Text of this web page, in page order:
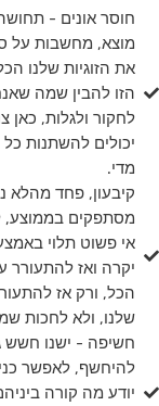
חוסר אונים -
מוצא, מחשבות על
את הזוגיות שלנו
הזו להבין שמה
לחקור ולגלות,
יכולים להשתנות
מדי.
קיבעון, פחד מהלא
מסתפקים בממוצע,
אי פשוט תלוי
יקרה ואז להתעורר
הכל, ורק אז
שלנו, ולא לחכות
חשיפה - ישנו חשש
להיחשף, לאפשר
יודע מה קורה